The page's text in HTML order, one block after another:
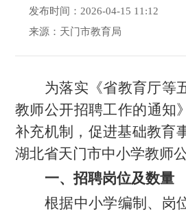
发布时间：2026-04-15 11:12
来源：天门市教育局
为落实《省教育厅等
教师公开招聘工作的通知
补充机制，促进基础教育
湖北省天门市中小学教师
一、招聘岗位及数量
根据中小学编制、岗